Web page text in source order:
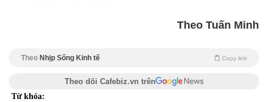
Theo Tuấn Minh
Theo Nhịp Sống Kinh tế Copy link
Theo dõi Cafebiz.vn trên
Từ khóa: